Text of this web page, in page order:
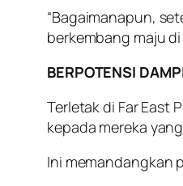
“Bagaimanapun,
berkembang maju di
BERPOTENSI
Terletak di Far East
kepada mereka
Ini memandangkan